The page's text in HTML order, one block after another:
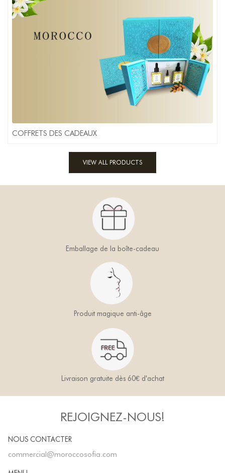
COFFRETS DES CADEAUX
VIEW ALL PRODUCTS
Emballage de la boîte-cadeau
Produit magique anti-âge
Livraison gratuite dès 60€ d'achat
REJOIGNEZ-NOUS!
NOUS CONTACTER
commercial@moroccosofia.com